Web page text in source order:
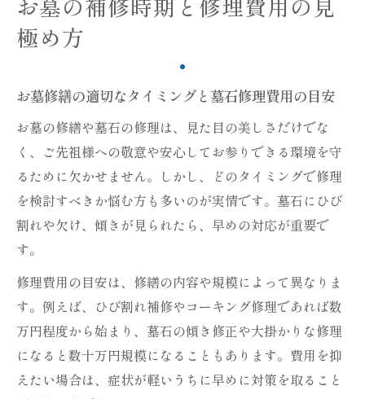
極め方
お墓修繕の適切なタイミングと墓石修理費用の目安
お墓の修繕や墓石の修理は、見た目の美しさだけでな
く、ご先祖様への敬意や安心してお参りできる環境を守
るために欠かせません。しかし、どのタイミングで修理
を検討すべきか悩む方も多いのが実情です。墓石にひび
割れや欠け、傾きが見られたら、早めの対応が重要で
す。
修理費用の目安は、修繕の内容や規模によって異なりま
す。例えば、ひび割れ補修やコーキング修理であれば数
万円程度から始まり、墓石の傾き修正や大掛かりな修理
になると数十万円規模になることもあります。費用を抑
えたい場合は、症状が軽いうちに早めに対策を取ること